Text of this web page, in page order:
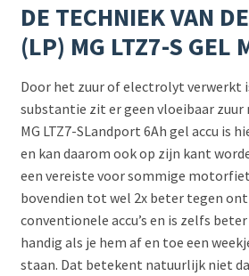
DE TECHNIEK VAN
(LP) MG LTZ7-S GEL
Door het zuur of electrolyt verwerkt
substantie zit er geen vloeibaar zuur
MG LTZ7-SLandport 6Ah gel accu is
en kan daarom ook op zijn kant
een vereiste voor sommige
bovendien tot wel 2x beter tegen
conventionele accu’s en is zelfs beter
handig als je hem af en toe een
staan. Dat betekent natuurlijk niet